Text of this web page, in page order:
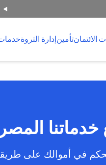
الائتمانتأمينإدارة الثروةخدمات
خدماتنا
في أموالك على